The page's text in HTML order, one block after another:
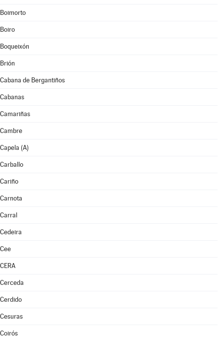
Boimorto
Boiro
Boqueixón
Brión
Cabana de Bergantiños
Cabanas
Camariñas
Cambre
Capela (A)
Carballo
Cariño
Carnota
Carral
Cedeira
Cee
CERA
Cerceda
Cerdido
Cesuras
Coirós